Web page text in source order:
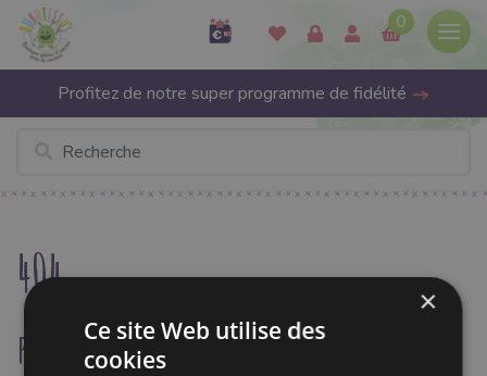
0
Profitez de notre super programme de fidélité
404
page non trouvée
×
Ce site Web utilise des
cookies